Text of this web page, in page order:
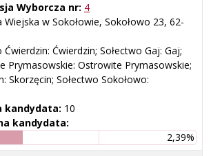
Wyborcza nr: 4
Wiejska w Sokołowie, Sokołowo 23, 62-
Ćwierdzin: Ćwierdzin; Sołectwo Gaj: Gaj;
Prymasowskie: Ostrowite Prymasowskie;
Skorzęcin; Sołectwo Sokołowo:
kandydata: 10
kandydata:
2,39%